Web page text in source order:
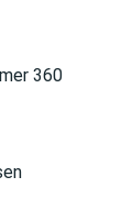
360